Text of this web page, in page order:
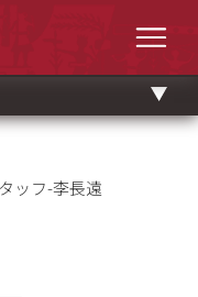
ッフ-李長遠